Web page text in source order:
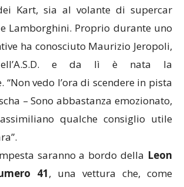
Kart, sia al volante di supercar
Lamborghini. Proprio durante uno
ha conosciuto Maurizio Jeropoli,
e da lì è nata la
“Non vedo l’ora di scendere in pista
– Sono abbastanza emozionato,
qualche consiglio utile
saranno a bordo della Leon
41, una vettura che, come